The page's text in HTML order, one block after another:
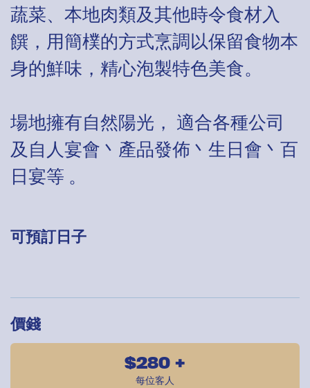
蔬菜、本地肉類及其他時令食材入
饌，用簡樸的方式烹調以保留食物本
身的鮮味，精心泡製特色美食。
場地擁有自然陽光， 適合各種公司
及自人宴會丶產品發佈丶生日會丶百
日宴等 。
可預訂日子
價錢
$280 +
每位客人